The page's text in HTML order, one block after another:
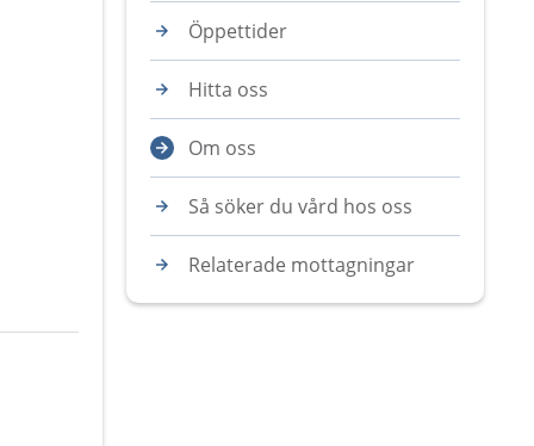
Öppettider
Hitta oss
Om oss
Så söker du vård hos oss
Relaterade mottagningar